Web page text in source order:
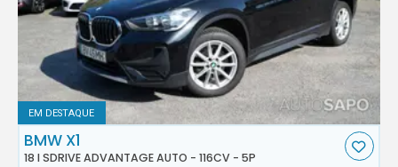
EM DESTAQUE
BMW X1
18 I SDRIVE ADVANTAGE AUTO - 116CV - 5P